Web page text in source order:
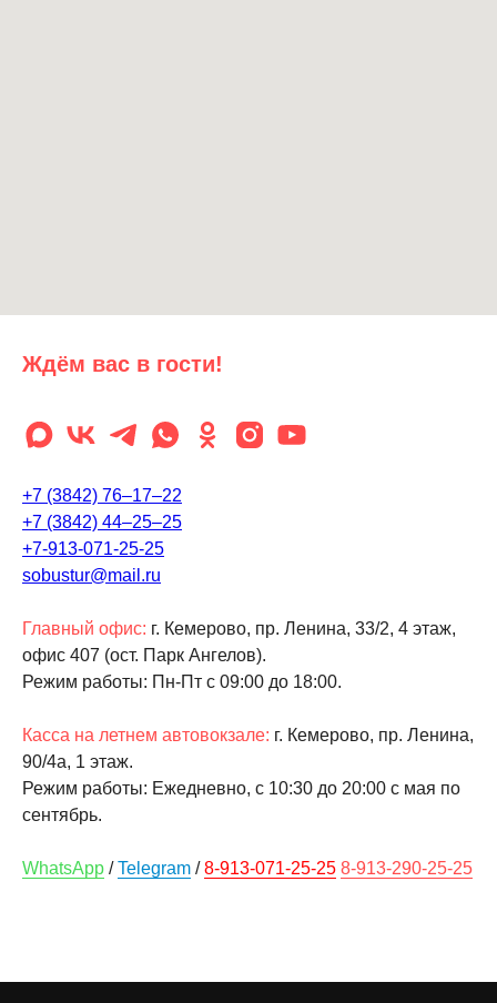
Ждём вас в гости!
+7 (3842) 76‒17‒22
+7 (3842) 44‒25‒25
+7-913-071-25-25
sobustur@mail.ru
Главный офис: г. Кемерово, пр. Ленина, 33/2, 4 этаж,
офис 407 (ост. Парк Ангелов).
Режим работы: Пн-Пт c 09:00 до 18:00.
Касса на летнем автовокзале: г. Кемерово, пр. Ленина,
90/4а, ​1 этаж.
Режим работы: Ежедневно, с 10:30 до 20:00 с мая по
сентябрь.
WhatsApp /Telegram /8-913-071-25-25 8-913-290-25-25